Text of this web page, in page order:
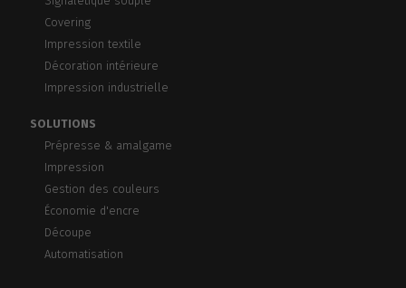
Covering
Impression textile
Décoration intérieure
Impression industrielle
SOLUTIONS
Prépresse & amalgame
Impression
Gestion des couleurs
Économie d'encre
Découpe
Automatisation